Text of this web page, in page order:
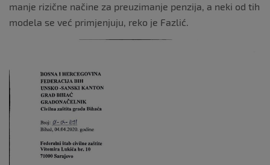
manje rizične načine za preuzimanje penzija, a neki od tih
modela se već primjenjuju, reko je Fazlić.